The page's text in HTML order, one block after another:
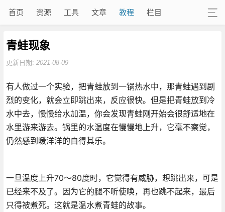
首页 资源 工具 文章 教程 栏目
青蛙现象
更新日期: 2021-08-09
有人做过一个实验，把青蛙放到一锅热水中，那青蛙遇到剧
烈的变化，就会立即跳出来，反应很快。但是把青蛙放到冷
水中去，慢慢给水加温，你会发现青蛙刚开始会很舒适地在
水里游来游去。锅里的水温度在慢慢地上升，它毫不察觉，
仍然感到暖洋洋的自得其乐。
一旦温度上升70～80度时，它觉得有威胁，想跳出来，可是
已经来不及了。因为它的腿不听使唤，再也跳不起来，最后
只得被煮死。这就是温水煮青蛙的故事。